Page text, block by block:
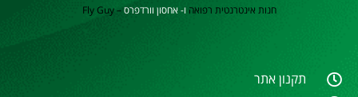
חנות אינטרנטית רפואה ו- אחסון וורדפרס–
Fly Guy
תקנון אתר